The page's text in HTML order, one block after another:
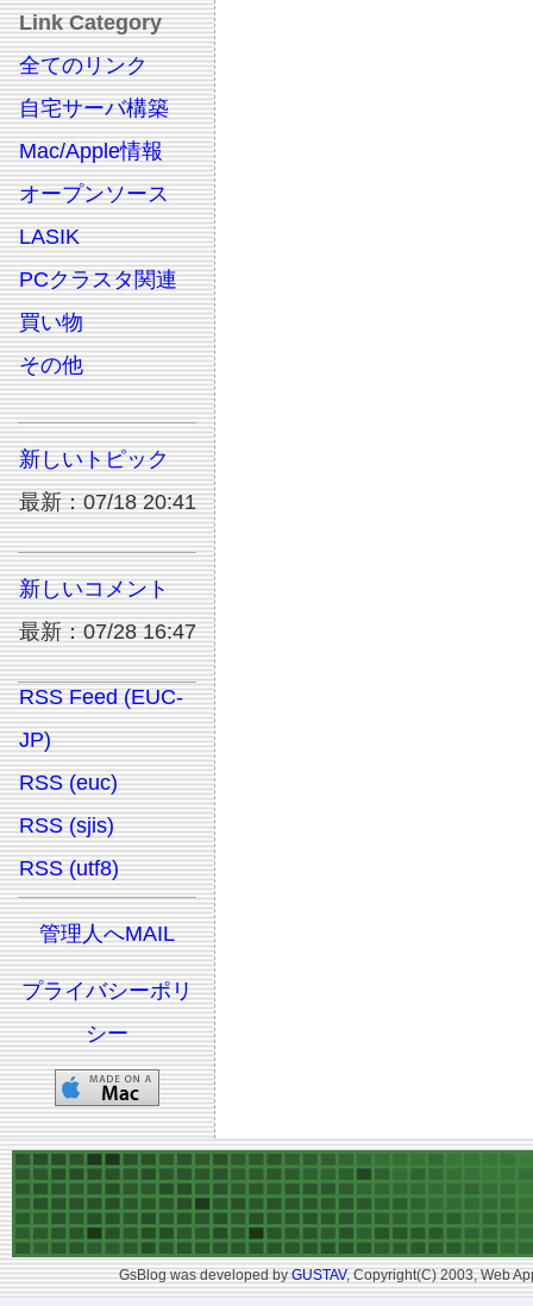
Link Category
全てのリンク
自宅サーバ構築
Mac/Apple情報
オープンソース
LASIK
PCクラスタ関連
買い物
その他
新しいトピック
最新：07/18 20:41
新しいコメント
最新：07/28 16:47
RSS Feed (EUC-
JP)
RSS (euc)
RSS (sjis)
RSS (utf8)
管理人へMAIL
プライバシーポリ
シー
GsBlog was developed byGUSTAV, Copyright(C) 2003, Web